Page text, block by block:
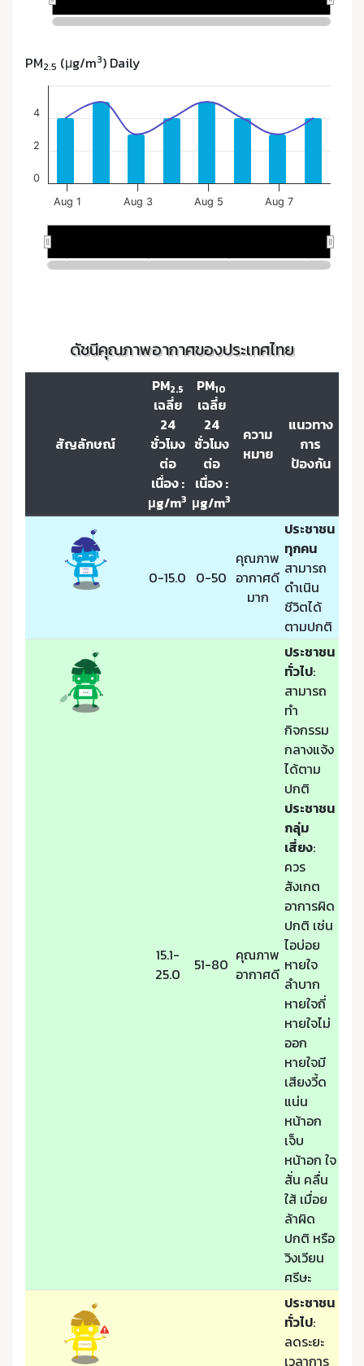
PM2.5 (μg/m3) Daily
ดัชนีคุณภาพอากาศของประเทศไทย
สัญลักษณ์
PM2.5
เฉลี่ย
24
ชั่วโมง
ต่อ
เนื่อง :
μg/m3
PM10
เฉลี่ย
24
ชั่วโมง
ต่อ
เนื่อง :
μg/m3
ความ
หมาย
แนวทาง
การ
ป้องกัน
0-15.0 0-50
คุณภาพ
อากาศดี
มาก
ประชาชน
ทุกคน
สามารถ
ดำเนิน
ชีวิตได้
ตามปกติ
15.1-
25.0
51-80 คุณภาพ
อากาศดี
ประชาชน
ทั่วไป:
สามารถ
ทำ
กิจกรรม
กลางแจ้ง
ได้ตาม
ปกติ
ประชาชน
กลุ่ม
เสี่ยง:
ควร
สังเกต
อาการผิด
ปกติ เช่น
ไอบ่อย
หายใจ
ลำบาก
หายใจถี่
หายใจไม่
ออก
หายใจมี
เสียงวี้ด
แน่น
หน้าอก
เจ็บ
หน้าอก ใจ
สั่น คลื่น
ใส้ เมื่อย
ล้าผิด
ปกติ หรือ
วิงเวียน
ศรีษะ
ประชาชน
ทั่วไป:
ลดระยะ
เวลาการ